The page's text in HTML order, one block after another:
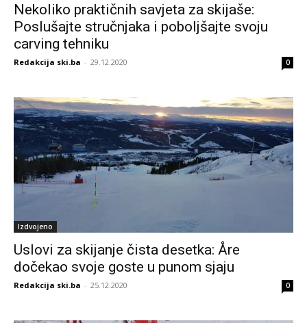
Nekoliko praktičnih savjeta za skijaše:
Poslušajte stručnjaka i poboljšajte svoju
carving tehniku
Redakcija ski.ba - 29.12.2020 0
Izdvojeno
Uslovi za skijanje čista desetka: Åre
dočekao svoje goste u punom sjaju
Redakcija ski.ba - 25.12.2020 0